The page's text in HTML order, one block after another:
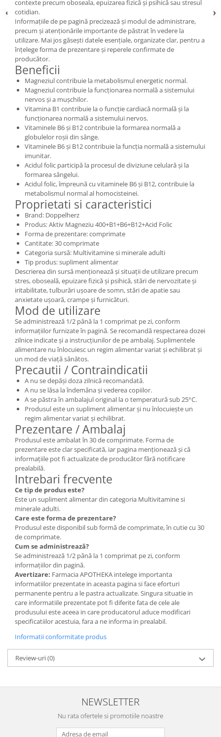
contexte precum oboseala, epuizarea fizică și psihică sau stresul
cotidian.
Informațiile de pe pagină precizează și modul de administrare,
precum și atenționările importante de păstrat în vedere la
utilizare. Mai jos găsești datele esențiale, organizate clar, pentru a
înțelege forma de prezentare și reperele confirmate de
producător.
Beneficii
Magneziul contribuie la metabolismul energetic normal.
Magneziul contribuie la funcționarea normală a sistemului
nervos și a mușchilor.
Vitamina B1 contribuie la o funcție cardiacă normală și la
funcționarea normală a sistemului nervos.
Vitaminele B6 și B12 contribuie la formarea normală a
globulelor roșii din sânge.
Vitaminele B6 și B12 contribuie la funcția normală a sistemului
imunitar.
Acidul folic participă la procesul de diviziune celulară și la
formarea sângelui.
Acidul folic, împreună cu vitaminele B6 și B12, contribuie la
metabolismul normal al homocisteinei.
Proprietati si caracteristici
Brand: Doppelherz
Produs: Aktiv Magneziu 400+B1+B6+B12+Acid Folic
Forma de prezentare: comprimate
Cantitate: 30 comprimate
Categoria sursă: Multivitamine si minerale adulti
Tip produs: supliment alimentar
Descrierea din sursă menționează și situații de utilizare precum
stres, oboseală, epuizare fizică și psihică, stări de nervozitate și
iritabilitate, tulburări ușoare de somn, stări de apatie sau
anxietate ușoară, crampe și furnicături.
Mod de utilizare
Se administrează 1/2 până la 1 comprimat pe zi, conform
informațiilor furnizate în pagină. Se recomandă respectarea dozei
zilnice indicate și a instrucțiunilor de pe ambalaj. Suplimentele
alimentare nu înlocuiesc un regim alimentar variat și echilibrat și
un mod de viață sănătos.
Precautii / Contraindicatii
A nu se depăși doza zilnică recomandată.
A nu se lăsa la îndemâna și vederea copiilor.
A se păstra în ambalajul original la o temperatură sub 25°C.
Produsul este un supliment alimentar și nu înlocuiește un
regim alimentar variat și echilibrat.
Prezentare / Ambalaj
Produsul este ambalat în 30 de comprimate. Forma de
prezentare este clar specificată, iar pagina menționează și că
informațiile pot fi actualizate de producător fără notificare
prealabilă.
Intrebari frecvente
Ce tip de produs este?
Este un supliment alimentar din categoria Multivitamine si
minerale adulti.
Care este forma de prezentare?
Produsul este disponibil sub formă de comprimate, în cutie cu 30
de comprimate.
Cum se administrează?
Se administrează 1/2 până la 1 comprimat pe zi, conform
informațiilor din pagină.
Avertizare: Farmacia APOTHEKA intelege importanta
informatiilor prezentate in aceasta pagina si face eforturi
permanente pentru a le pastra actualizate. Singura situatie in
care informatiile prezentate pot fi diferite fata de cele ale
produsului este aceea in care producatorul aduce modificari
specificatiilor acestuia, fara a ne informa in prealabil.
Informatii conformitate produs
Review-uri(0)
NEWSLETTER
Nu rata ofertele si promotiile noastre